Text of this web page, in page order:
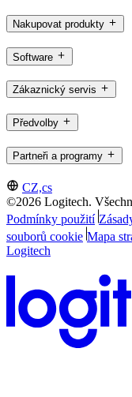
Nakupovat produkty
Software
Zákaznický servis
Předvolby
Partneři a programy
CZ,cs
©2026 Logitech.
Podmínky použití
souborů cookie Mapa
Logitech